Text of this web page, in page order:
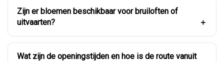
Zijn er bloemen beschikbaar voor bruiloften of
uitvaarten?
Wat zijn de openingstijden en hoe is de route vanuit